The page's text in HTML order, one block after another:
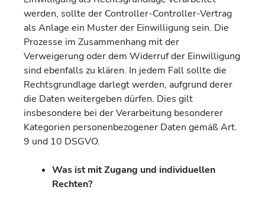
werden, sollte der Controller-Controller-Vertrag
als Anlage ein Muster der Einwilligung sein. Die
Prozesse im Zusammenhang mit der
Verweigerung oder dem Widerruf der Einwilligung
sind ebenfalls zu klären. In jedem Fall sollte die
Rechtsgrundlage darlegt werden, aufgrund derer
die Daten weitergeben dürfen. Dies gilt
insbesondere bei der Verarbeitung besonderer
Kategorien personenbezogener Daten gemäß Art.
9 und 10 DSGVO.
Was ist mit Zugang und individuellen
Rechten?